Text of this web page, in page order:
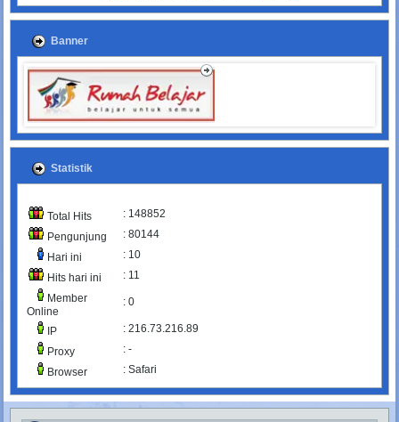
Banner
Statistik
Total Hits
: 148852
Pengunjung
: 80144
Hari ini
: 10
Hits hari ini
: 11
Member
Online
: 0
IP
: 216.73.216.89
Proxy
: -
Browser
: Safari